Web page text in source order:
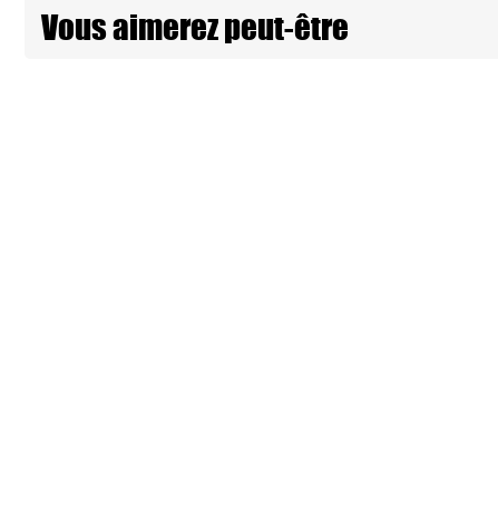
Vous aimerez peut-être